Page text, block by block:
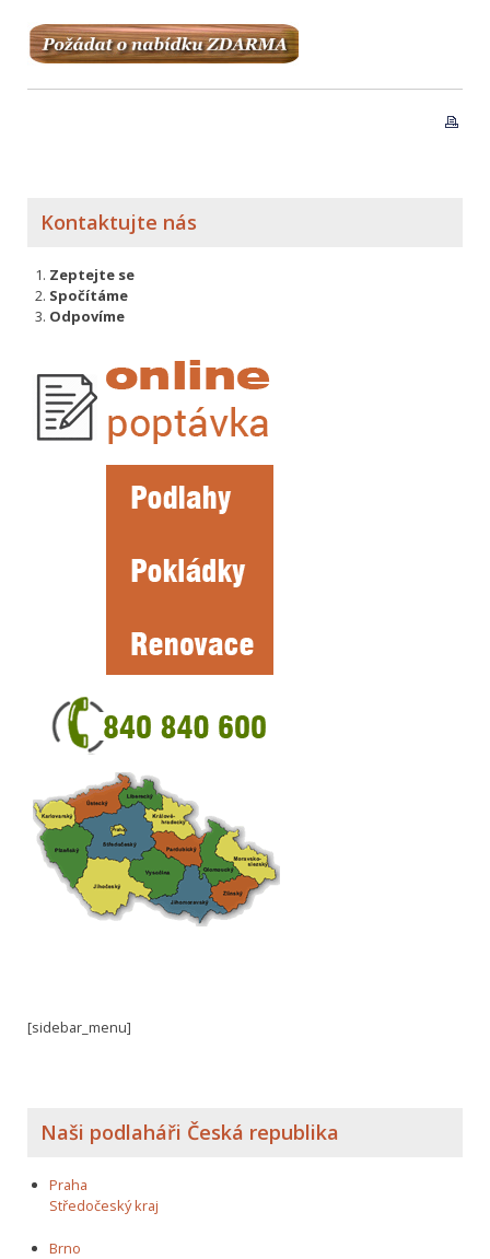
Kontaktujte nás
Zeptejte se
Spočítáme
Odpovíme
[sidebar_menu]
Naši podlaháři Česká republika
Praha
Středočeský kraj
Brno